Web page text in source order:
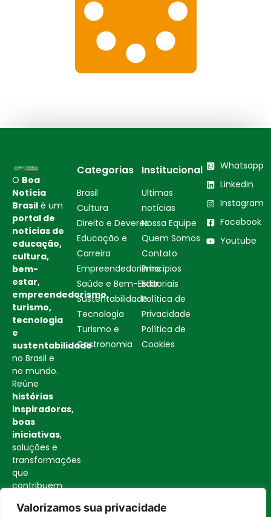
Valorizamos sua privacidade
O Boa
Notícia
Brasil é um
portal de
notícias de
educação,
cultura,
bem-
estar,
empreendedorismo,
turismo,
tecnologia
e
sustentabilidade
no Brasil e
no mundo.
Reúne
histórias
inspiradoras,
boas
iniciativas,
soluções e
transformações
que
contribuem
sociedade
Categorias
Brasil
Cultura
Direito e Deveres
Educação e
Carreira
Empreendedorismo
Saúde e Bem-Estar
Sustentabilidade
Tecnologia
Turismo e
Gastronomia
Institucional
Ultimas
notícias
Nossa Equipe
Quem Somos
Contato
Princípios
Editoriais
Política de
Privacidade
Política de
Cookies
Whatsapp
Linkedin
Instagram
Facebook
Youtube